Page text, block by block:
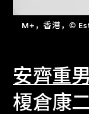
M+，香港，©
安齊重男
榎倉康
文化藏品。